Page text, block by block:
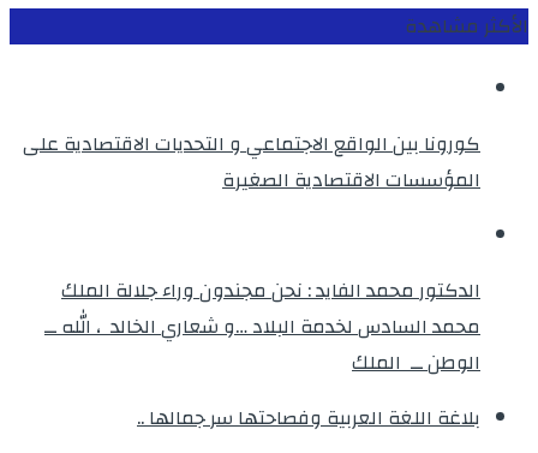
الأكثر مشاهدة
كورونا بين الواقع الاجتماعي و التحديات الاقتصادية على
المؤسسات الاقتصادية الصغيرة
الدكتور محمد الفايد : نحن مجندون وراء جلالة الملك
محمد السادس لخدمة البلاد …و شعاري الخالد ، الله ــ
الوطن ــ الملك
بلاغة اللغة العربية وفصاحتها سر جمالها ..